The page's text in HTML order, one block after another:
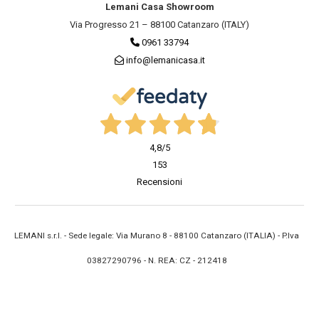
Lemani Casa Showroom
Via Progresso 21 – 88100 Catanzaro (ITALY)
0961 33794
info@lemanicasa.it
4,8/5
153
Recensioni
LEMANI s.r.l. - Sede legale: Via Murano 8 - 88100 Catanzaro (ITALIA) - P.Iva
03827290796 - N. REA: CZ - 212418